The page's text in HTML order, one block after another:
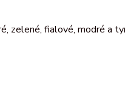
zelené, fialové, modré a